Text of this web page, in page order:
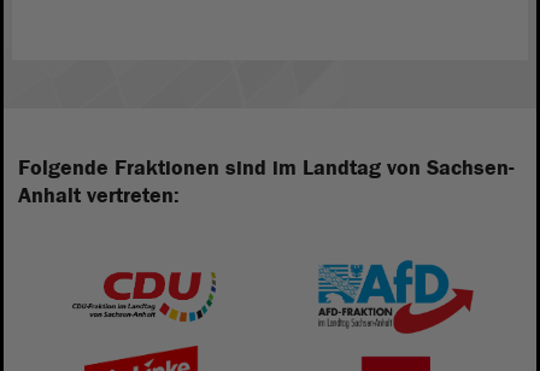
Folgende Fraktionen sind im Landtag von Sachsen-
Anhalt vertreten: